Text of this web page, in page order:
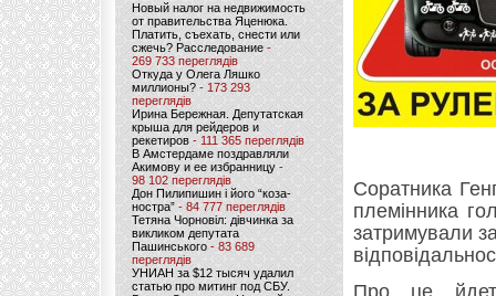
Новый налог на недвижимость
от правительства Яценюка.
Платить, съехать, снести или
сжечь? Расследование-
269 733 переглядів
Откуда у Олега Ляшко
миллионы? - 173 293
переглядів
Ирина Бережная. Депутатская
крыша для рейдеров и
рекетиров - 111 365 переглядів
В Амстердаме поздравляли
Акимову и ее избранницу -
98 102 переглядів
Дон Пилипишин і його “коза-
ностра” - 84 777 переглядів
Тетяна Чорновіл: дівчинка за
викликом депутата
Пашинського- 83 689
переглядів
УНИАН за $12 тысяч удалил
статью про митинг под СБУ.
Соратника
племінника
затримували
Про це